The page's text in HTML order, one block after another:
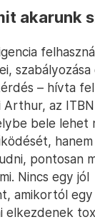
akarunk
szabályozása
– hívta
Arthur, az
bele lehet
pontosan
Nincs egy jól
amikortól
elkezdenek